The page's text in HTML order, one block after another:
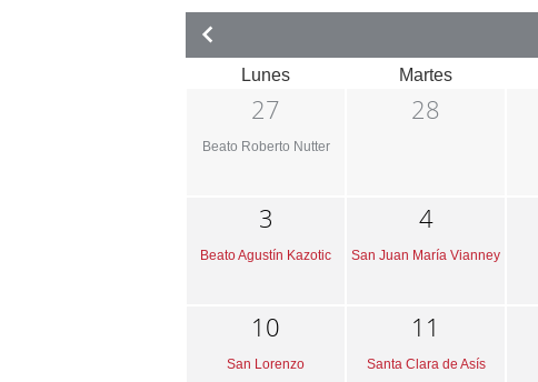
Lunes Martes
27
Beato Roberto Nutter
28
3
Beato Agustín Kazotic
4
San Juan María Vianney
10
San Lorenzo
11
Santa Clara de Asís